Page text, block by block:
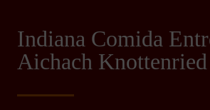
Indiana Comida
Aichach Knottenried